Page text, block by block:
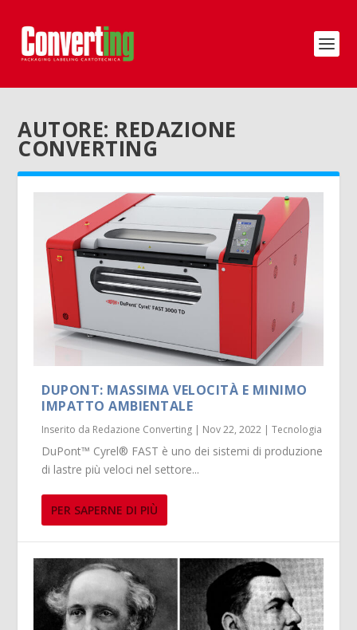
AUTORE: REDAZIONE
CONVERTING
DUPONT: MASSIMA VELOCITÀ E MINIMO
IMPATTO AMBIENTALE
Inserito da Redazione Converting | Nov 22, 2022 |Tecnologia
DuPont™ Cyrel® FAST è uno dei sistemi di produzione
di lastre più veloci nel settore...
PER SAPERNE DI PIÙ